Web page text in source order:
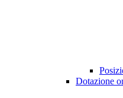
Dotazione